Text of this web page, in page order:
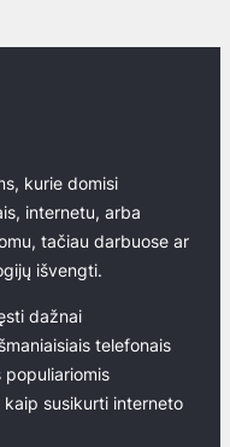
kurie domisi
internetu, arba
tačiau darbuose ar
išvengti.
dažnai
telefonais
populiariomis
kaip susikurti interneto